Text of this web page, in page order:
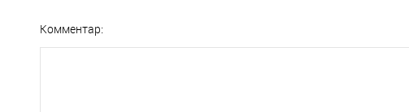
Комментар: